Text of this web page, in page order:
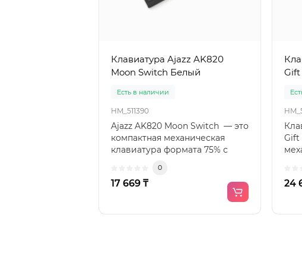
Клавиатура Ajazz AK820
Moon Switch Белый
Есть в наличии
HM_511390
Ajazz AK820 Moon Switch — это
компактная механическая
клавиатура формата 75% с
0
17 669 ₸
Gift
24